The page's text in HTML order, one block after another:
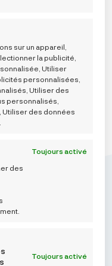
sur un appareil,
la publicité,
Utiliser
personnalisées,
Utiliser des
personnalisés,
des données
Toujours activé
des
Toujours activé